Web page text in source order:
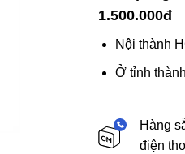
1.500.000đ
Nội thành
Ở tỉnh
Hàng
điện